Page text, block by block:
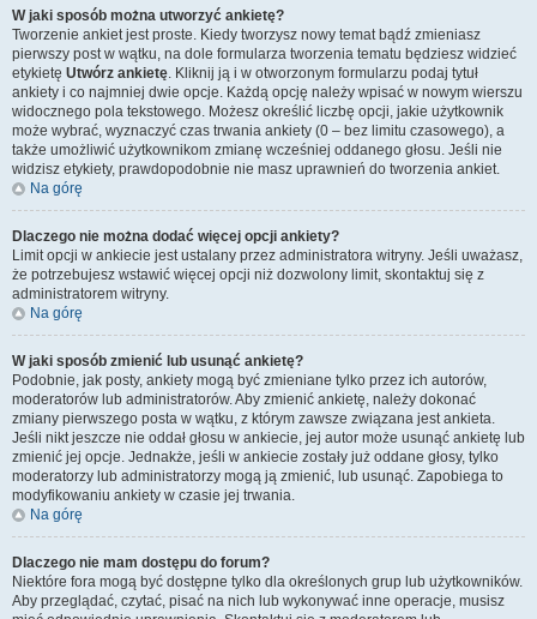
W jaki sposób można utworzyć ankietę?
Tworzenie ankiet jest proste. Kiedy tworzysz nowy temat bądź zmieniasz
pierwszy post w wątku, na dole formularza tworzenia tematu będziesz widzieć
etykietę Utwórz ankietę. Kliknij ją i w otworzonym formularzu podaj tytuł
ankiety i co najmniej dwie opcje. Każdą opcję należy wpisać w nowym wierszu
widocznego pola tekstowego. Możesz określić liczbę opcji, jakie użytkownik
może wybrać, wyznaczyć czas trwania ankiety (0 – bez limitu czasowego), a
także umożliwić użytkownikom zmianę wcześniej oddanego głosu. Jeśli nie
widzisz etykiety, prawdopodobnie nie masz uprawnień do tworzenia ankiet.
Na górę
Dlaczego nie można dodać więcej opcji ankiety?
Limit opcji w ankiecie jest ustalany przez administratora witryny. Jeśli uważasz,
że potrzebujesz wstawić więcej opcji niż dozwolony limit, skontaktuj się z
administratorem witryny.
Na górę
W jaki sposób zmienić lub usunąć ankietę?
Podobnie, jak posty, ankiety mogą być zmieniane tylko przez ich autorów,
moderatorów lub administratorów. Aby zmienić ankietę, należy dokonać
zmiany pierwszego posta w wątku, z którym zawsze związana jest ankieta.
Jeśli nikt jeszcze nie oddał głosu w ankiecie, jej autor może usunąć ankietę lub
zmienić jej opcje. Jednakże, jeśli w ankiecie zostały już oddane głosy, tylko
moderatorzy lub administratorzy mogą ją zmienić, lub usunąć. Zapobiega to
modyfikowaniu ankiety w czasie jej trwania.
Na górę
Dlaczego nie mam dostępu do forum?
Niektóre fora mogą być dostępne tylko dla określonych grup lub użytkowników.
Aby przeglądać, czytać, pisać na nich lub wykonywać inne operacje, musisz